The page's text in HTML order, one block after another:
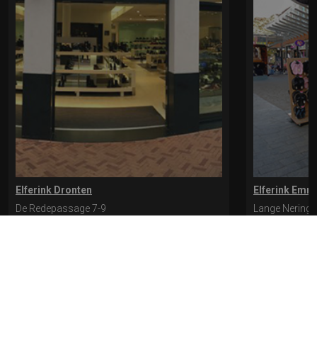
Elferink Dronten
De Redepassage 7-9
Elferink
Lange Nering